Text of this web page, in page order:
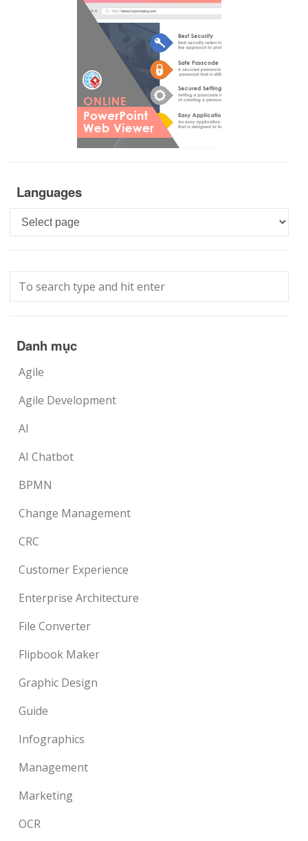
Languages
Languages
Danh mục
Agile
Agile Development
AI
AI Chatbot
BPMN
Change Management
CRC
Customer Experience
Enterprise Architecture
File Converter
Flipbook Maker
Graphic Design
Guide
Infographics
Management
Marketing
OCR